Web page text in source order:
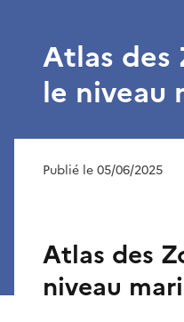
Atlas des
le niveau
Publié le 05/06/2025
Atlas des
niveau